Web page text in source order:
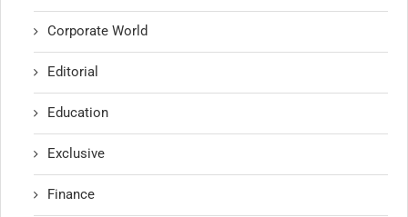
Corporate World
Editorial
Education
Exclusive
Finance